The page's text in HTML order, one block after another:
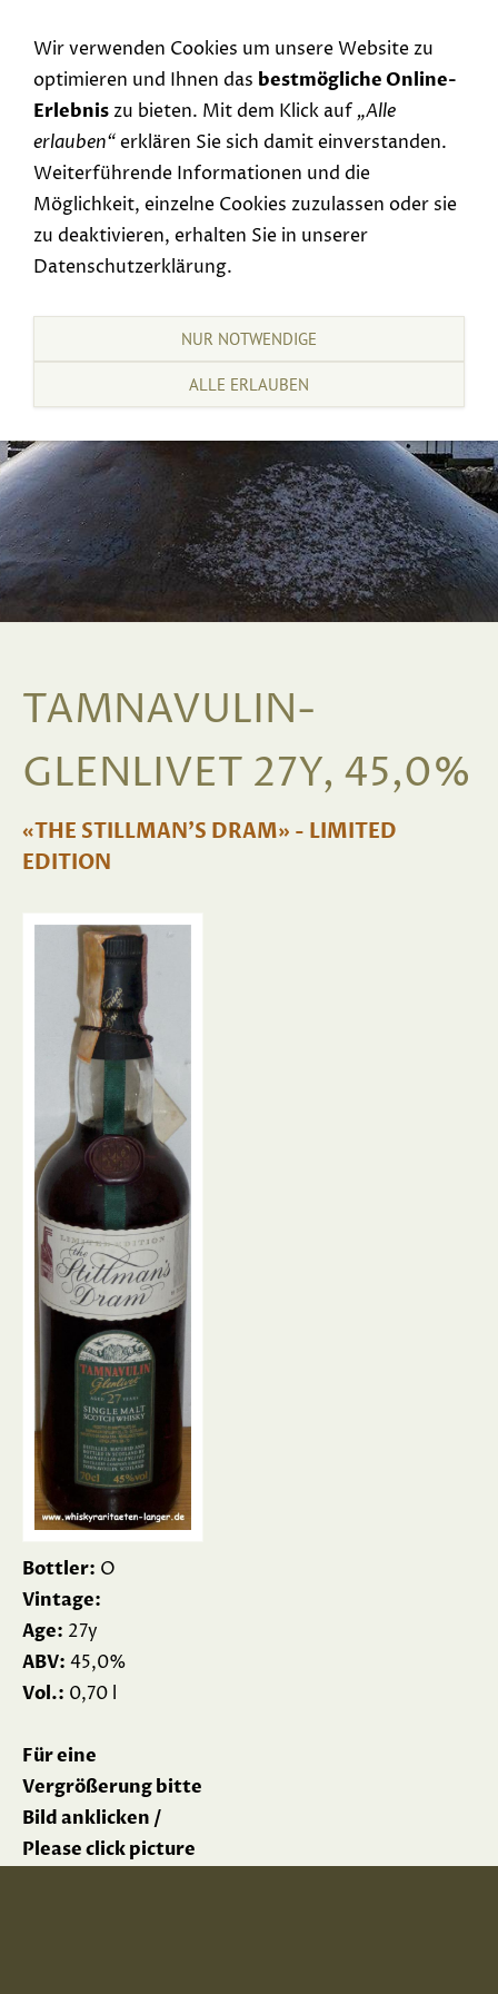
TAMNAVULIN-
GLENLIVET 27Y, 45,0%
«THE STILLMAN'S DRAM» - LIMITED
EDITION
Bottler: O
Vintage:
Age: 27y
ABV: 45,0%
Vol.: 0,70 l
Für eine
Vergrößerung bitte
Bild anklicken /
Please click picture
Wir verwenden Cookies um unsere Website zu
optimieren und Ihnen das bestmögliche Online-
Erlebniszu bieten. Mit dem Klick auf „Alle
erlauben“erklären Sie sich damit einverstanden.
Weiterführende Informationen und die
Möglichkeit, einzelne Cookies zuzulassen oder sie
zu deaktivieren, erhalten Sie in unserer
Datenschutzerklärung.
NUR NOTWENDIGE
ALLE ERLAUBEN